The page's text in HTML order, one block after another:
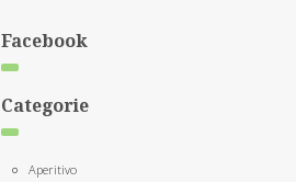
Facebook
Categorie
Aperitivo